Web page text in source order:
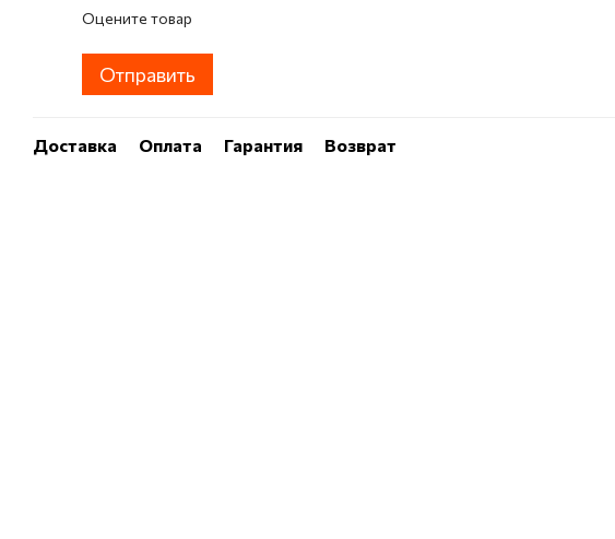
Оцените товар
Отправить
Доставка Оплата Гарантия Возврат